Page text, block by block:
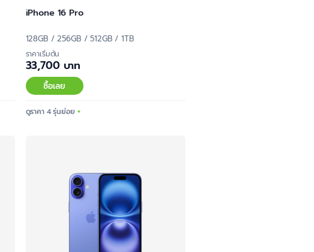
iPhone 16 Pro
128GB / 256GB / 512GB / 1TB
ราคาเริ่มต้น
33,700 บาท
ซื้อเลย
ดูราคา 4 รุ่นย่อย